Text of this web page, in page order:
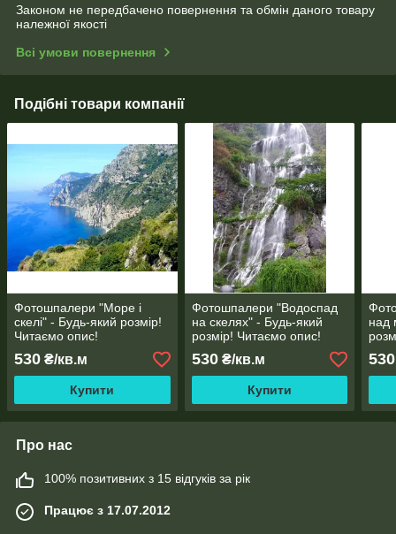
Законом не передбачено повернення та обмін даного товару
належної якості
Всі умови повернення
Подібні товари компанії
Фотошпалери "Море і
скелі" - Будь-який розмір!
Читаємо опис!
530 ₴/кв.м
Купити
Фотошпалери "Водоспад
на скелях" - Будь-який
розмір! Читаємо опис!
530₴/кв.м
Купити
над
530
Про нас
100% позитивних з 15 відгуків за рік
Працює з 17.07.2012